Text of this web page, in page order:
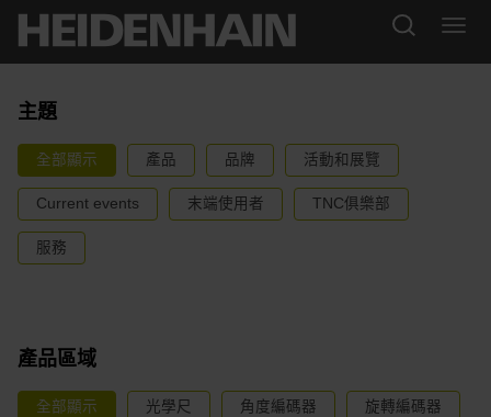
主題
全部顯示 產品 品牌 活動和展覽
Current events 末端使用者 TNC俱樂部
服務
產品區域
全部顯示 光學尺 角度編碼器 旋轉編碼器